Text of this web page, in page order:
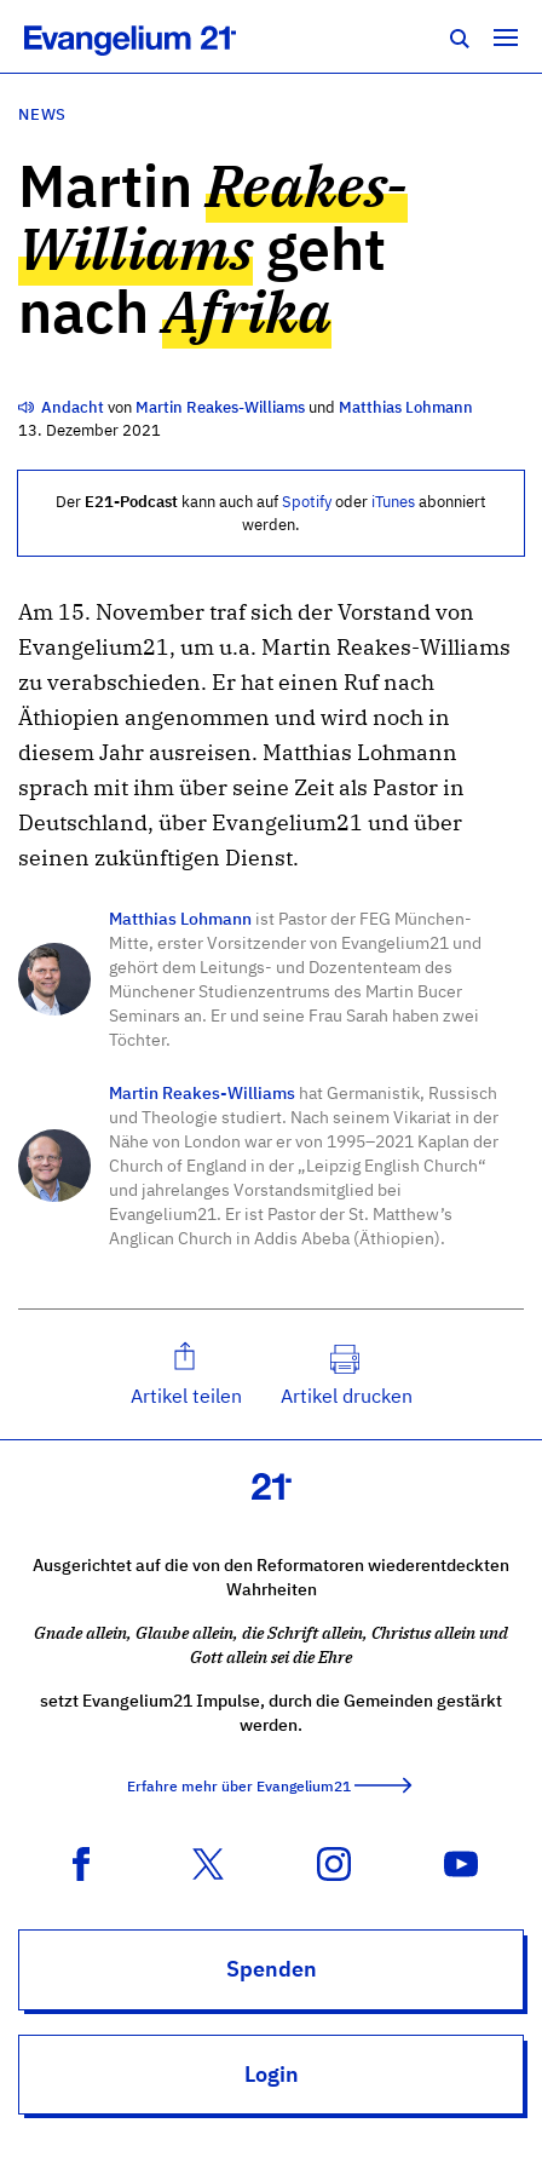
NEWS
MartinReakes-
Williamsgeht
nachAfrika
Andachtvon Martin Reakes-Williamsund Matthias Lohmann
13. Dezember 2021
Der E21-Podcast kann auch aufSpotifyoder iTunesabonniert
werden.
Am 15. November traf sich der Vorstand von
Evangelium21, um u.a. Martin Reakes-Williams
zu verabschieden. Er hat einen Ruf nach
Äthiopien angenommen und wird noch in
diesem Jahr ausreisen. Matthias Lohmann
sprach mit ihm über seine Zeit als Pastor in
Deutschland, über Evangelium21 und über
seinen zukünftigen Dienst.
Matthias Lohmann ist Pastor der FEG München-
Mitte, erster Vorsitzender von Evangelium21 und
gehört dem Leitungs- und Dozententeam des
Münchener Studienzentrums des Martin Bucer
Seminars an. Er und seine Frau Sarah haben zwei
Töchter.
Martin Reakes-Williams hat Germanistik, Russisch
und Theologie studiert. Nach seinem Vikariat in der
Nähe von London war er von 1995–2021 Kaplan der
Church of England in der „Leipzig English Church“
und jahrelanges Vorstandsmitglied bei
Evangelium21. Er ist Pastor der St. Matthew’s
Anglican Church in Addis Abeba (Äthiopien).
Artikel teilen Artikel drucken
Ausgerichtet auf die von den Reformatoren wiederentdeckten
Wahrheiten
Gnade allein, Glaube allein, die Schrift allein, Christus allein und
Gott allein sei die Ehre
setzt Evangelium21 Impulse, durch die Gemeinden gestärkt
werden.
Erfahre mehr über Evangelium21
Spenden
Login